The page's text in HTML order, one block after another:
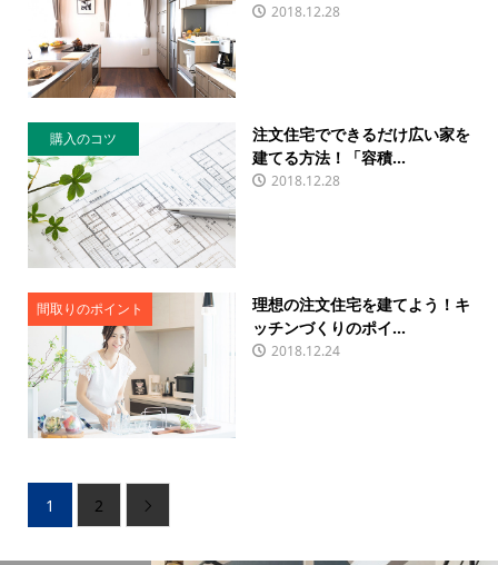
2018.12.28
購入のコツ
注文住宅でできるだけ広い家を
建てる方法！「容積...
2018.12.28
間取りのポイント
理想の注文住宅を建てよう！キ
ッチンづくりのポイ...
2018.12.24
1 2 